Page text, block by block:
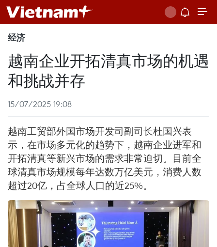
经济
越南企业开拓清真市场的机遇
和挑战并存
15/07/2025 19:08
越南工贸部外国市场开发司副司长杜国兴表
示，在市场多元化的趋势下，越南企业进军和
开拓清真等新兴市场的需求非常迫切。目前全
球清真市场规模每年达数万亿美元，消费人数
超过20亿，占全球人口的近25%。 ​